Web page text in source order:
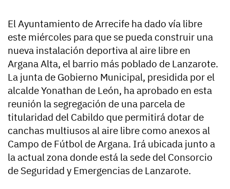
El Ayuntamiento de Arrecife ha dado vía libre
este miércoles para que se pueda construir una
nueva instalación deportiva al aire libre en
Argana Alta, el barrio más poblado de Lanzarote.
La junta de Gobierno Municipal, presidida por el
alcalde Yonathan de León, ha aprobado en esta
reunión la segregación de una parcela de
titularidad del Cabildo que permitirá dotar de
canchas multiusos al aire libre como anexos al
Campo de Fútbol de Argana. Irá ubicada junto a
la actual zona donde está la sede del Consorcio
de Seguridad y Emergencias de Lanzarote.